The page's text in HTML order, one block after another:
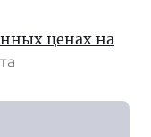
ценах на